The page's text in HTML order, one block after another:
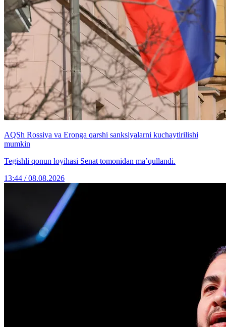
AQSh Rossiya va Eronga qarshi sanksiyalarni kuchaytirilishi
mumkin
Tegishli qonun loyihasi Senat tomonidan ma’qullandi.
13:44 / 08.08.2026